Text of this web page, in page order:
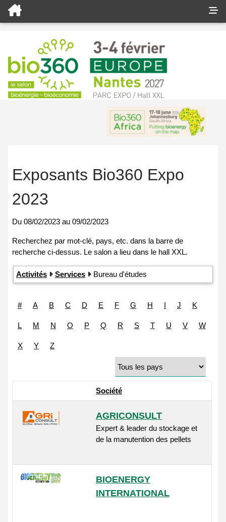
Exposants Bio360 Expo
2023
Du 08/02/2023 au 09/02/2023
Activités Services Bureau d'études
# A B C D E F G H I J K
L M N O P Q R S T U V W
X Y Z
Société
AGRICONSULT
Expert & leader du stockage et
de la manutention des pellets
BIOENERGY
INTERNATIONAL